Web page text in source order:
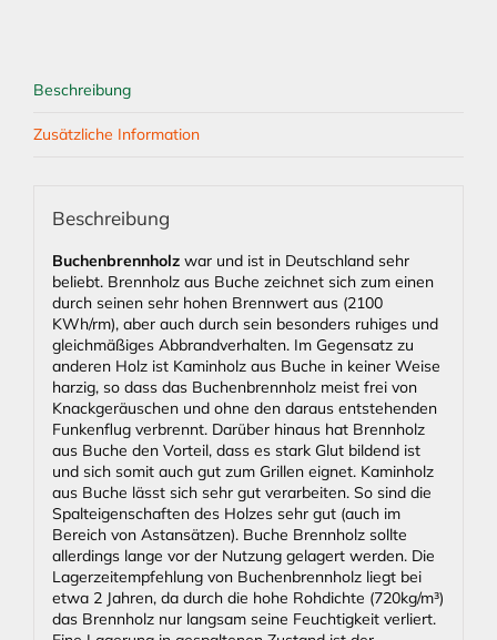
Beschreibung
Zusätzliche Information
Beschreibung
Buchenbrennholzwar und ist in Deutschland sehr
beliebt. Brennholz aus Buche zeichnet sich zum einen
durch seinen sehr hohen Brennwert aus (2100
KWh/rm), aber auch durch sein besonders ruhiges und
gleichmäßiges Abbrandverhalten. Im Gegensatz zu
anderen Holz ist Kaminholz aus Buche in keiner Weise
harzig, so dass das Buchenbrennholz meist frei von
Knackgeräuschen und ohne den daraus entstehenden
Funkenflug verbrennt. Darüber hinaus hat Brennholz
aus Buche den Vorteil, dass es stark Glut bildend ist
und sich somit auch gut zum Grillen eignet. Kaminholz
aus Buche lässt sich sehr gut verarbeiten. So sind die
Spalteigenschaften des Holzes sehr gut (auch im
Bereich von Astansätzen). Buche Brennholz sollte
allerdings lange vor der Nutzung gelagert werden. Die
Lagerzeitempfehlung von Buchenbrennholz liegt bei
etwa 2 Jahren, da durch die hohe Rohdichte (720kg/m³)
das Brennholz nur langsam seine Feuchtigkeit verliert.